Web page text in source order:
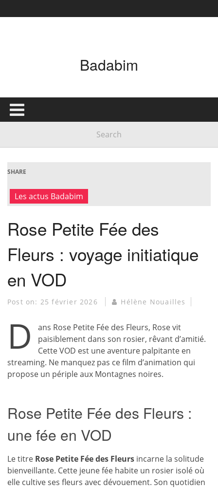
Badabim
SHARE
Les actus Badabim
Rose Petite Fée des
Fleurs : voyage initiatique
en VOD
Post on: 25 février 2026 Hélène Nouailles
D
ans Rose Petite Fée des Fleurs, Rose vit
paisiblement dans son rosier, rêvant d’amitié.
Cette VOD est une aventure palpitante en
streaming. Ne manquez pas ce film d’animation qui
propose un périple aux Montagnes noires.
Rose Petite Fée des Fleurs :
une fée en VOD
Le titre Rose Petite Fée des Fleurs incarne la solitude
bienveillante. Cette jeune fée habite un rosier isolé où
elle cultive ses fleurs avec dévouement. Son quotidien